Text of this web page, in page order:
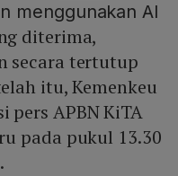
menggunakan AI
diterima,
secara tertutup
itu, Kemenkeu
pers APBN KiTA
pada pukul 13.30